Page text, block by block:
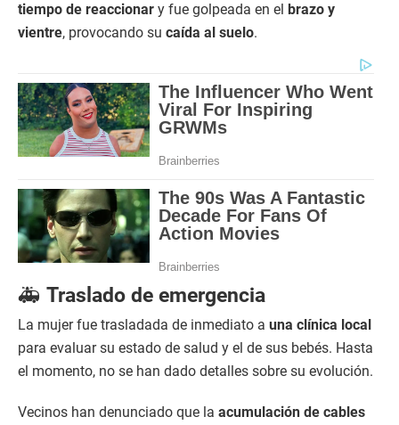
tiempo de reaccionar y fue golpeada en el brazo y
vientre, provocando su caída al suelo.
🚑 Traslado de emergencia
La mujer fue trasladada de inmediato a una clínica local
para evaluar su estado de salud y el de sus bebés. Hasta
el momento, no se han dado detalles sobre su evolución.
Vecinos han denunciado que la acumulación de cables